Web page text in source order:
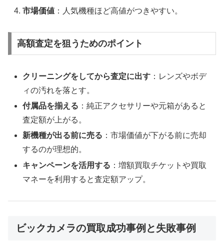
市場価値 ：人気機種ほど高値がつきやすい。
高額査定を狙うためのポイント
クリーニングをしてから査定に出す ：レンズやボデ
ィの汚れを落とす。
付属品を揃える ：純正アクセサリーや元箱があると
査定額が上がる。
新機種が出る前に売る ：市場価値が下がる前に売却
するのが理想的。
キャンペーンを活用する ：増額買取チケットや買取
マネーを利用すると査定額アップ。
ビックカメラの買取成功事例と失敗事例